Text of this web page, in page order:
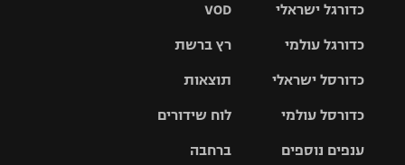
VOD
רץ ברשת
תוצאות
לוח שידורים
ברחבה
כדורגל ישראלי
גביע הטוטו
כדורגל עולמי
האלופות
ליגה
כדורסל ישראלי
סל
כדורסל עולמי
ענפים נוספים